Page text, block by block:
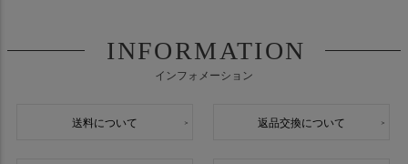
INFORMATION
インフォメーション
送料について 返品交換について